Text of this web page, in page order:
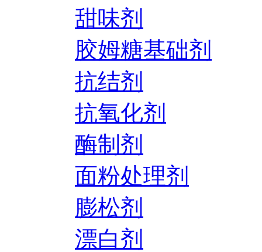
甜味剂
胶姆糖基础剂
抗结剂
抗氧化剂
酶制剂
面粉处理剂
膨松剂
漂白剂